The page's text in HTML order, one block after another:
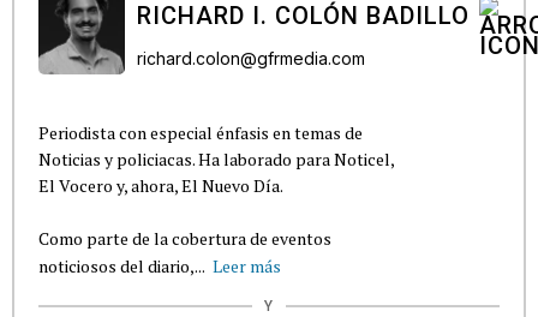
RICHARD I. COLÓN BADILLO
richard.colon@gfrmedia.com
Periodista con especial énfasis en temas de
Noticias y policiacas. Ha laborado para Noticel,
El Vocero y, ahora, El Nuevo Día.
Como parte de la cobertura de eventos
noticiosos del diario,... Leer más
Y